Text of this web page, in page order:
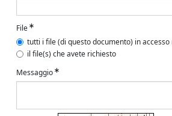
File
tutti i file (di questo documento) in
il file(s) che avete richiesto
Messaggio